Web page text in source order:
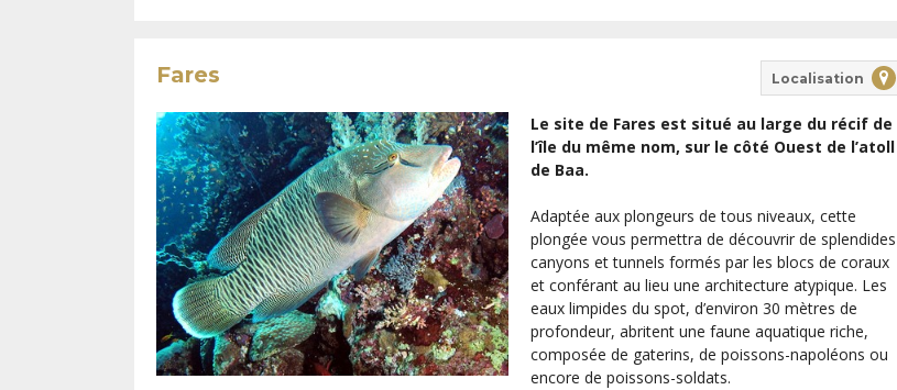
Fares Localisation
Le site de Fares est situé au large du récif de
l’île du même nom, sur le côté Ouest de l’atoll
de Baa.
Adaptée aux plongeurs de tous niveaux, cette
plongée vous permettra de découvrir de splendides
canyons et tunnels formés par les blocs de coraux
et conférant au lieu une architecture atypique. Les
eaux limpides du spot, d’environ 30 mètres de
profondeur, abritent une faune aquatique riche,
composée de gaterins, de poissons-napoléons ou
encore de poissons-soldats.